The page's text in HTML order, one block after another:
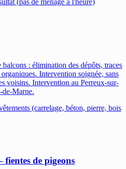
(pas de ménage à l'heure)
balcons : élimination des dépôts, traces
Intervention soignée, sans
voisins. Intervention au Perreux-sur-
de-Marne.
(carrelage, béton, pierre, bois
fientes de pigeons